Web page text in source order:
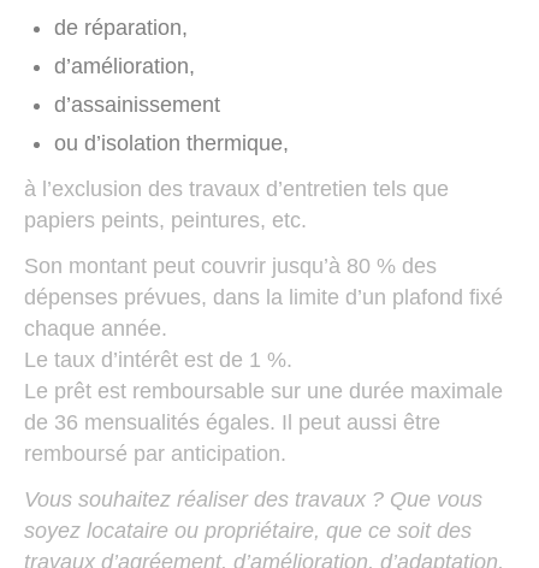
de réparation,
d’amélioration,
d’assainissement
ou d’isolation thermique,
à l’exclusion des travaux d’entretien tels que
papiers peints, peintures, etc.
Son montant peut couvrir jusqu’à 80 % des
dépenses prévues, dans la limite d’un plafond fixé
chaque année.
Le taux d’intérêt est de 1 %.
Le prêt est remboursable sur une durée maximale
de 36 mensualités égales. Il peut aussi être
remboursé par anticipation.
Vous souhaitez réaliser des travaux ? Que vous
soyez locataire ou propriétaire, que ce soit des
travaux d’agréement, d’amélioration, d’adaptation,